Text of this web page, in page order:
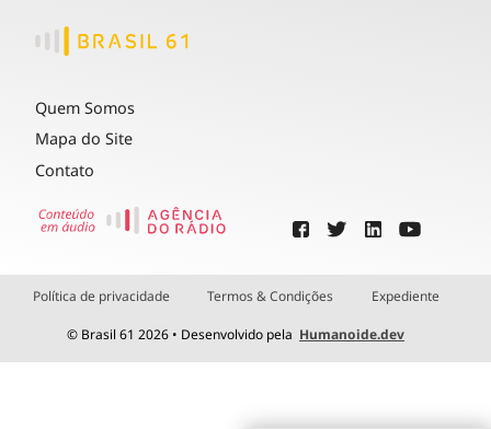
Quem Somos
Mapa do Site
Contato
Política de privacidade Termos & Condições Expediente
© Brasil 61 2026 • Desenvolvido pela Humanoide.dev